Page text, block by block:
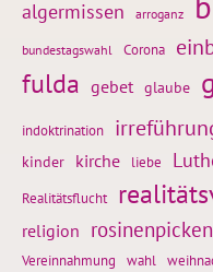
algermissen arroganz
bundestagswahl Corona
fulda gebet glaube
indoktrination
kinder kirche liebe
Realitätsflucht
religion rosinenpicken
Vereinnahmung wahl